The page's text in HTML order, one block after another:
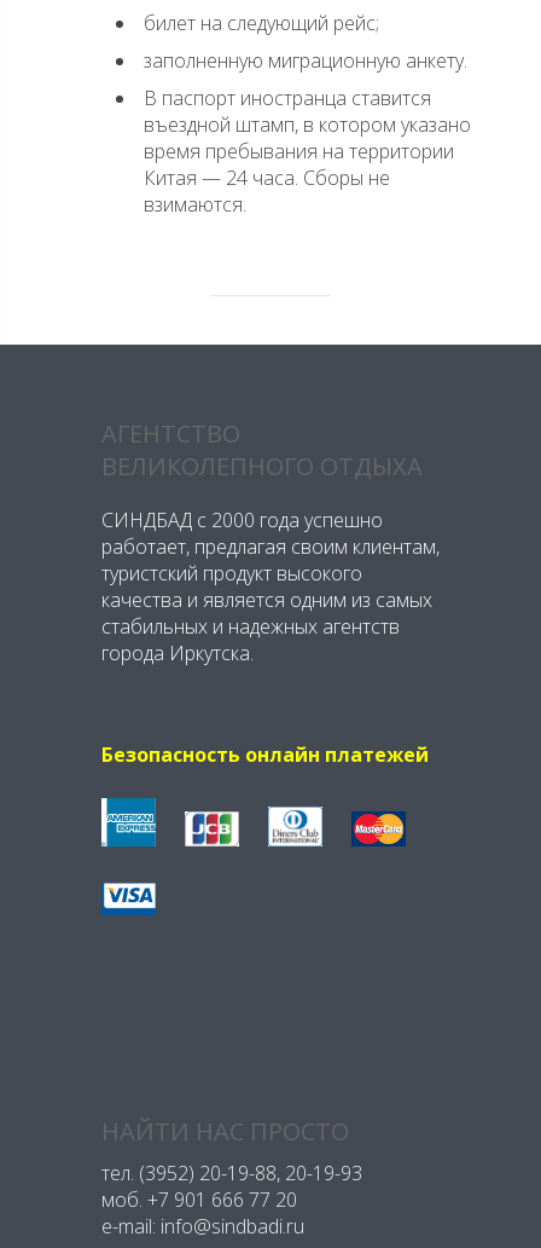
билет на следующий рейс;
заполненную миграционную анкету.
В паспорт иностранца ставится
въездной штамп, в котором указано
время пребывания на территории
Китая — 24 часа. Сборы не
взимаются.
АГЕНТСТВО
ВЕЛИКОЛЕПНОГО ОТДЫХА
СИНДБАД с 2000 года успешно
работает, предлагая своим клиентам,
туристский продукт высокого
качества и является одним из самых
стабильных и надежных агентств
города Иркутска.
Безопасность онлайн платежей
НАЙТИ НАС ПРОСТО
тел. (3952) 20-19-88, 20-19-93
моб. +7 901 666 77 20
e-mail: info@sindbadi.ru